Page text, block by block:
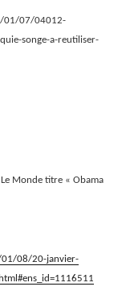
01/07/04012-
songe-a-reutiliser-
Monde titre « Obama
08/20-janvier-